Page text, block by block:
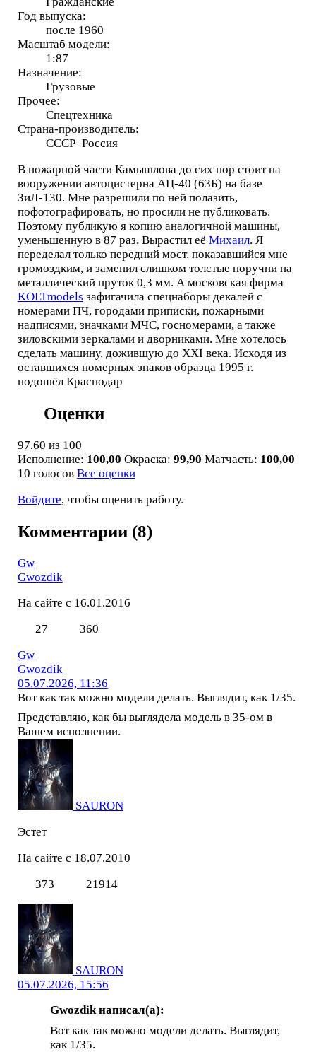
Год выпуска:
после 1960
Масштаб модели:
1:87
Назначение:
Грузовые
Прочее:
Спецтехника
Страна-производитель:
СССР–Россия
В пожарной части Камышлова до сих пор стоит на
вооружении автоцистерна АЦ-40 (63Б) на базе
ЗиЛ-130. Мне разрешили по ней полазить,
пофотографировать, но просили не публиковать.
Поэтому публикую я копию аналогичной машины,
уменьшенную в 87 раз. Вырастил её Михаил. Я
переделал только передний мост, показавшийся мне
громоздким, и заменил слишком толстые поручни на
металлический пруток 0,3 мм. А московская фирма
KOLTmodels зафигачила спецнаборы декалей с
номерами ПЧ, городами приписки, пожарными
надписями, значками МЧС, госномерами, а также
зиловскими зеркалами и дворниками. Мне хотелось
сделать машину, дожившую до XXI века. Исходя из
оставшихся номерных знаков образца 1995 г.
подошёл Краснодар
Оценки
97,60 из 100
Исполнение: 100,00 Окраска: 99,90 Матчасть: 100,00
10 голосов Все оценки
Войдите, чтобы оценить работу.
Комментарии (8)
Gw
Gwozdik
На сайте с 16.01.2016
27
360
Gw
Gwozdik
05.07.2026, 11:36
Вот как так можно модели делать. Выглядит, как 1/35.
Представляю, как бы выглядела модель в 35-ом в
Вашем исполнении.
SAURON
Эстет
На сайте с 18.07.2010
373
21914
SAURON
05.07.2026, 15:56
Gwozdik написал(а):
Вот как так можно модели делать. Выглядит,
как 1/35.